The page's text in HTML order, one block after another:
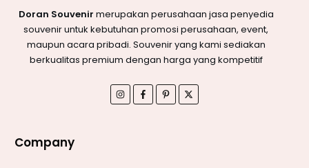
Doran Souvenir merupakan perusahaan jasa penyedia
souvenir untuk kebutuhan promosi perusahaan, event,
maupun acara pribadi. Souvenir yang kami sediakan
berkualitas premium dengan harga yang kompetitif
Company